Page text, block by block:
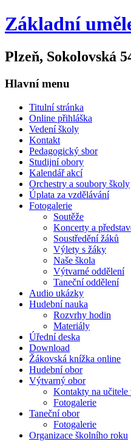
Základní
Plzeň, Sokolovská
Hlavní menu
Titulní stránka
Online přihláška
Vedení školy
Kontakt
Pedagogický sbor
Studijní obory
Kalendář akcí
Orchestry a soubory školy
Úplata za vzdělávání
Fotogalerie
Soutěže
Koncerty a
Soustředění žáků
Výlety s žáky
Naše škola
Výtvarné oddělení
Taneční oddělení
Audio ukázky
Hudební nauka
Rozvrhy hodin
Materiály
Úřední deska
Download
Žákovská knížka online
Hudební obor
Výtvarný obor
Kontakty na učitele
Fotogalerie
Taneční obor
Fotogalerie
Organizace školního roku